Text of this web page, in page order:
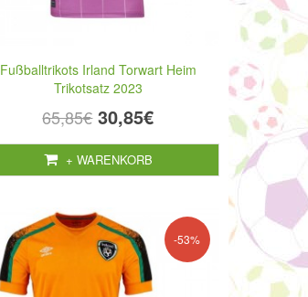
Fußballtrikots Irland Torwart Heim
Trikotsatz 2023
65,85€ 30,85€
+ WARENKORB
-53%